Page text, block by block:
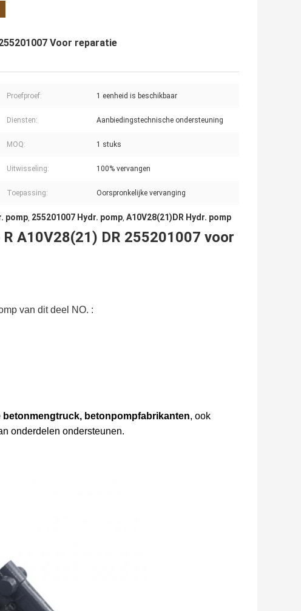
Voor reparatie
Proefproef: 1 eenheid is beschikbaar
Diensten: Aanbiedingstechnische ondersteuning
MOQ: 1 stuks
Uitwisseling: 100% vervangen
Toepassing: Oorspronkelijke vervanging
pomp, 255201007 Hydr. pomp, A10V28(21)DR Hydr. pomp
A10V28(21) DR 255201007 voor
van dit deel NO. :
betonmengtruck, betonpompfabrikanten, ook
onderdelen ondersteunen.